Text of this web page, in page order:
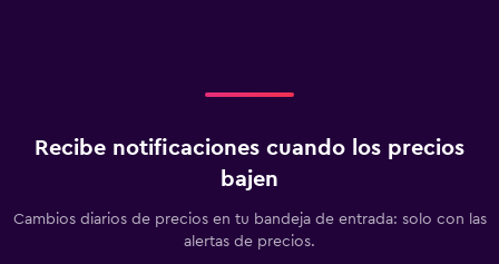
Servicio de planchado
Servicios de lavandería/tintorería
Plancha para pantalones
Plancha y tabla de planchar
Recibe notificaciones cuando los precios
bajen
Cambios diarios de precios en tu bandeja de entrada: solo con las
alertas de precios.